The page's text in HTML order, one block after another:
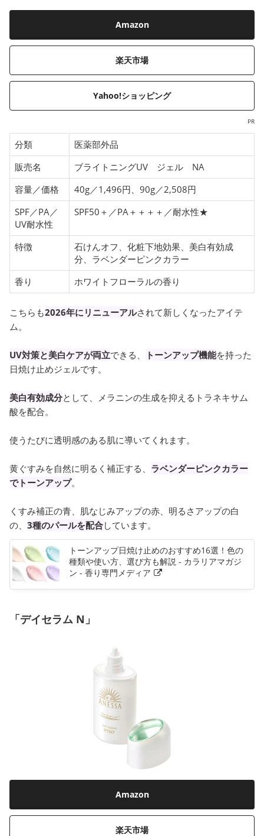
Amazon
楽天市場
Yahoo!ショッピング
PR
分類
医薬部外品
販売名
ブライトニングUV ジェル NA
容量／価格
40g／1,496円、90g／2,508円
SPF／PA／
UV耐水性
SPF50＋／PA＋＋＋＋／耐水性★
特徴
石けんオフ、化粧下地効果、美白有効成
分、ラベンダーピンクカラー
香り
ホワイトフローラルの香り
こちらも2026年にリニューアルされて新しくなったアイテ
ム。
UV対策と美白ケアが両立できる、 トーンアップ機能を持った
日焼け止めジェルです。
美白有効成分として、メラニンの生成を抑えるトラネキサム
酸を配合。
使うたびに透明感のある肌に導いてくれます。
黄ぐすみを自然に明るく補正する、 ラベンダーピンクカラー
でトーンアップ。
くすみ補正の青、肌なじみアップの赤、明るさアップの白
の、 3種のパールを配合しています。
トーンアップ日焼け止めのおすすめ16選！色の
種類や使い方、選び方も解説 - カラリアマガジ
ン - 香り専門メディア
「デイセラム N」
Amazon
楽天市場